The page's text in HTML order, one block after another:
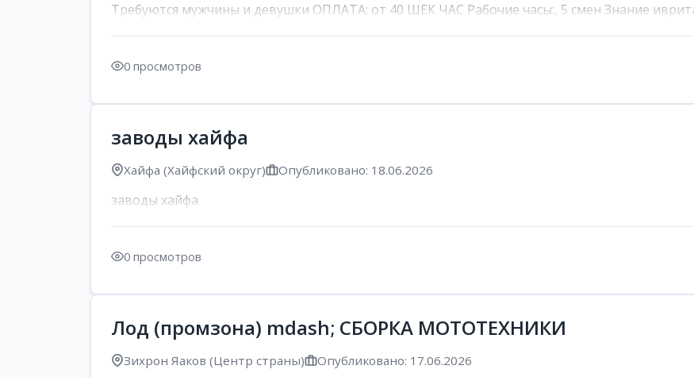
Требуются мужчины и девушки ОПЛАТА: от 40 ШЕК ЧАС Рабочие часы:, 5 смен Знание
0 просмотров
заводы хайфа
Хайфа (Хайфский округ) Опубликовано: 18.06.2026
заводы хайфа
0 просмотров
Лод (промзона) mdash; СБОРКА МОТОТЕХНИКИ
Зихрон Яаков (Центр страны) Опубликовано: 17.06.2026